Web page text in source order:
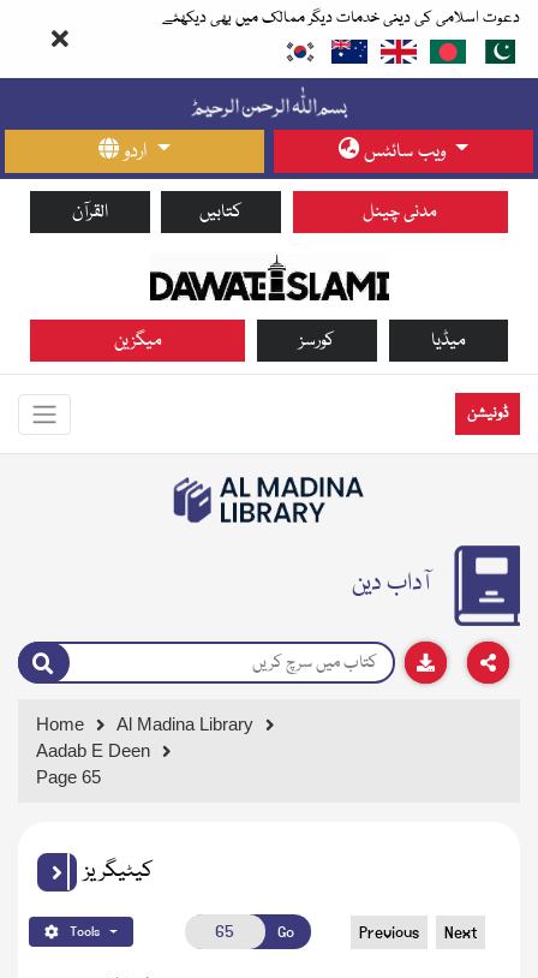
دعوت اسلامی کی دینی خدمات دیگر ممالک میں بھی دیکھئے
اردو ویب سائٹس
القرآن کتابیں مدنی چینل
میگزین کورسز میڈیا
ڈونیشن
آداب دین
Home
Al Madina Library
Aadab E Deen
Page 65
کیٹیگریز
Tools Go Previous Next